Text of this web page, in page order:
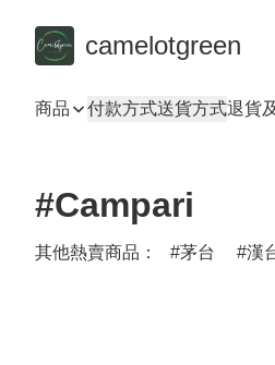
camelotgreen
商品 付款方式送貨方式退貨
#Campari
其他熱賣商品： 茅台 漢